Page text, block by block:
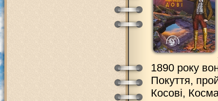
1890 року
Покуття,
Косові,